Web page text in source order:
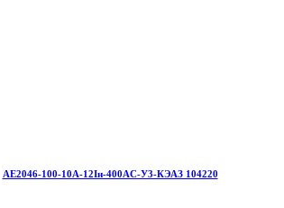
АЕ2046-100-10А-12Iн-400AC-У3-КЭАЗ 104220